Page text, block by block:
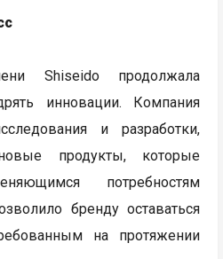
Shiseido продолжала
инновации. Компания
и разработки,
продукты, которые
потребностям
бренду оставаться
на протяжении